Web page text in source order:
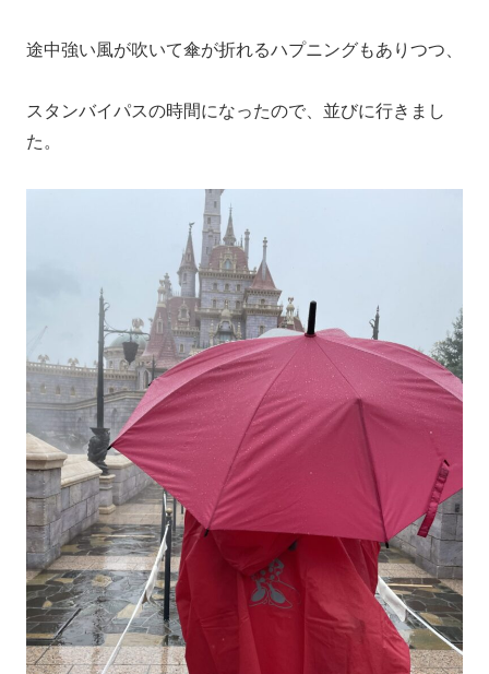
途中強い風が吹いて傘が折れるハプニングもありつつ、
スタンバイパスの時間になったので、並びに行きまし
た。